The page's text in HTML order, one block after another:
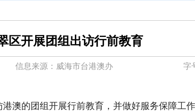
区开展团组出访行前教育
信息来源： 威海市台港澳办 字
澳的团组开展行前教育，并做好服务保障工